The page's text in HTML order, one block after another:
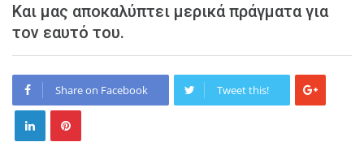
Και μας αποκαλύπτει μερικά πράγματα για
τον εαυτό του.
Share on Facebook Tweet this!